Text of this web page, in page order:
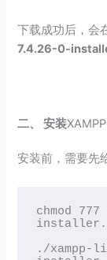
下载成功后，会
7.4.26-0-
二、 安装XAMPP
安装前，需要先
chmod
./xampp-